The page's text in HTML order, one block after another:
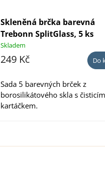
Skleněná brčka barevná
Trebonn SplitGlass, 5 ks
Skladem
249 Kč Do
Sada 5 barevných brček z
borosilikátového skla s čisticím
kartáčkem.